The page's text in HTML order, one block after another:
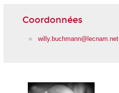
Coordonnées
willy.buchmann@lecnam.net